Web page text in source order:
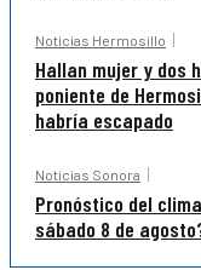
Noticias Hermosillo
Hallan mujer y dos
poniente de
habría escapado
Noticias Sonora
Pronóstico del
sábado 8 de